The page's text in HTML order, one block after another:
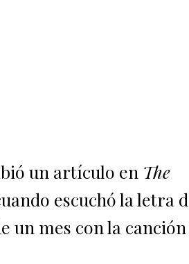
un artículo en The
escuchó la letra
un mes con la